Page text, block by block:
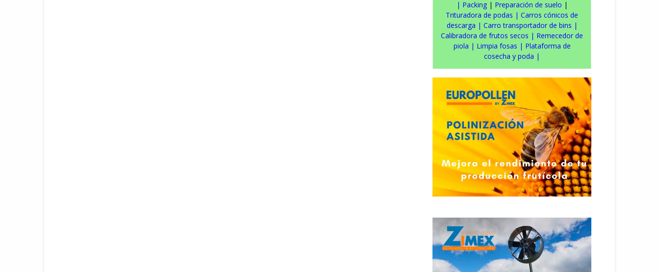
| Packing| Preparación de suelo |
Trituradora de podas | Carros cónicos de
descarga | Carro transportador de bins |
Calibradora de frutos secos | Remecedor de
piola | Limpia fosas | Plataforma de
cosecha y poda |